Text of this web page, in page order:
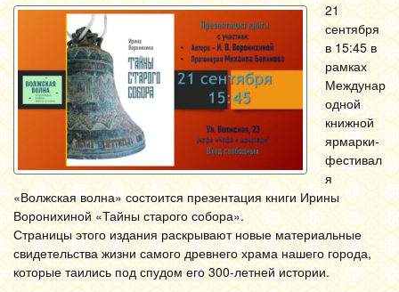
21
сентября
в 15:45 в
рамках
Междунар
одной
книжной
ярмарки-
фестивал
я
«Волжская волна» состоится презентация книги Ирины
Воронихиной «Тайны старого собора».
Страницы этого издания раскрывают новые материальные
свидетельства жизни самого древнего храма нашего города,
которые таились под спудом его 300-летней истории.